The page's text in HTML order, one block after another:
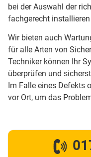
bei der Auswahl der
fachgerecht
Wir bieten auch
für alle Arten von
Techniker können Ihr
überprüfen und
Im Falle eines Defekts
vor Ort, um das